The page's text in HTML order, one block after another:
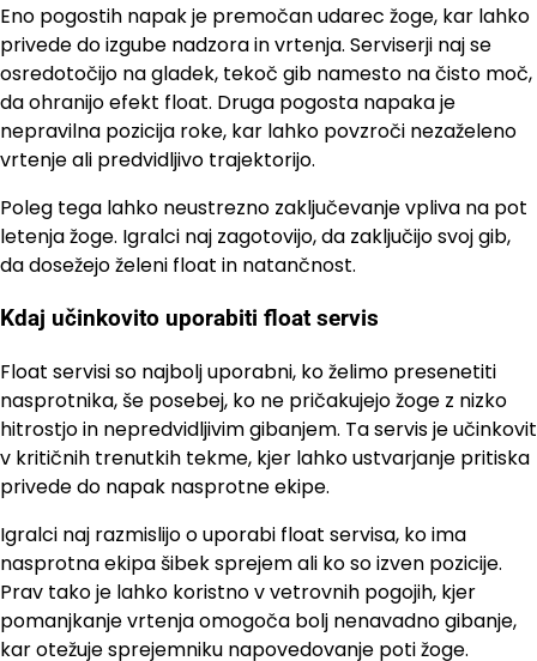
Eno pogostih napak je premočan udarec žoge, kar lahko
privede do izgube nadzora in vrtenja. Serviserji naj se
osredotočijo na gladek, tekoč gib namesto na čisto moč,
da ohranijo efekt float. Druga pogosta napaka je
nepravilna pozicija roke, kar lahko povzroči nezaželeno
vrtenje ali predvidljivo trajektorijo.
Poleg tega lahko neustrezno zaključevanje vpliva na pot
letenja žoge. Igralci naj zagotovijo, da zaključijo svoj gib,
da dosežejo želeni float in natančnost.
Kdaj učinkovito uporabiti float servis
Float servisi so najbolj uporabni, ko želimo presenetiti
nasprotnika, še posebej, ko ne pričakujejo žoge z nizko
hitrostjo in nepredvidljivim gibanjem. Ta servis je učinkovit
v kritičnih trenutkih tekme, kjer lahko ustvarjanje pritiska
privede do napak nasprotne ekipe.
Igralci naj razmislijo o uporabi float servisa, ko ima
nasprotna ekipa šibek sprejem ali ko so izven pozicije.
Prav tako je lahko koristno v vetrovnih pogojih, kjer
pomanjkanje vrtenja omogoča bolj nenavadno gibanje,
kar otežuje sprejemniku napovedovanje poti žoge.